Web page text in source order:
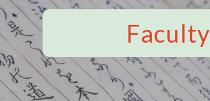
Faculty